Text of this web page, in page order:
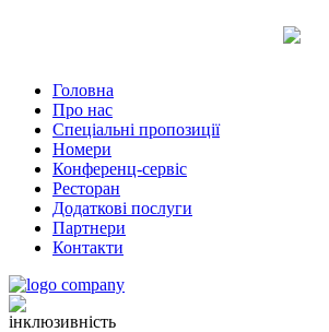
Головна
Про нас
Спеціальні пропозиції
Номери
Конференц-сервіс
Ресторан
Додаткові послуги
Партнери
Контакти